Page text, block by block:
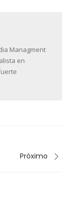
Managment
en
Próximo